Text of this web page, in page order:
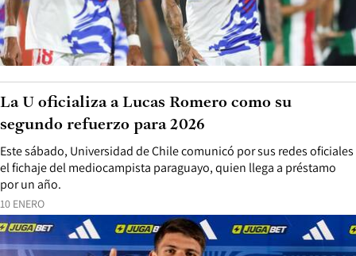
10 ENERO
Este sábado, Universidad de Chile comunicó por sus redes oficiales
el fichaje del mediocampista paraguayo, quien llega a préstamo
por un año.
La U oficializa a Lucas Romero como su
segundo refuerzo para 2026